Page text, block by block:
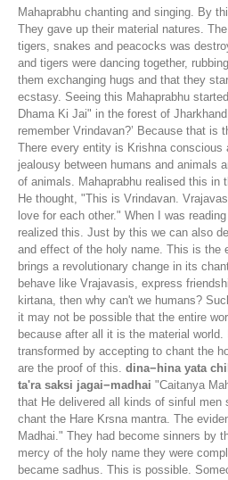
Mahaprabhu chanting and singing. By
They gave up their material natures.
tigers, snakes and peacocks was
and tigers were dancing together,
them exchanging hugs and that they
ecstasy. Seeing this Mahaprabhu
Dhama Ki Jai" in the forest of
remember Vrindavan?’ Because that is
There every entity is Krishna conscious
jealousy between humans and animals
of animals. Mahaprabhu realised this in
He thought, "This is Vrindavan.
love for each other." When I was
realized this. Just by this we can also
and effect of the holy name. This is the
brings a revolutionary change in its
behave like Vrajavasis, express
kirtana, then why can't we humans?
it may not be possible that the entire
because after all it is the material
transformed by accepting to chant the
are the proof of this. dina−hina yata
ta'ra saksi jagai−madhai "Caitanya
that He delivered all kinds of sinful men
chant the Hare Krsna mantra. The
Madhai." They had become sinners by
mercy of the holy name they were
became sadhus. This is possible.